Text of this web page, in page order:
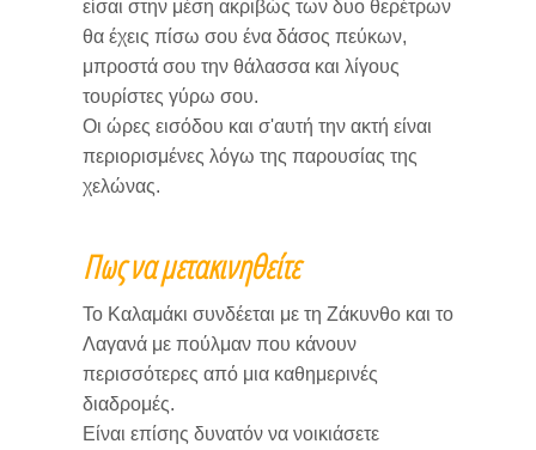
είσαι στην μέση ακριβώς των δυο θερέτρων
θα έχεις πίσω σου ένα δάσος πεύκων,
μπροστά σου την θάλασσα και λίγους
τουρίστες γύρω σου.
Οι ώρες εισόδου και σ'αυτή την ακτή είναι
περιορισμένες λόγω της παρουσίας της
χελώνας.
Πως να μετακινηθείτε
Το Καλαμάκι συνδέεται με τη Ζάκυνθο και το
Λαγανά με πούλμαν που κάνουν
περισσότερες από μια καθημερινές
διαδρομές.
Είναι επίσης δυνατόν να νοικιάσετε